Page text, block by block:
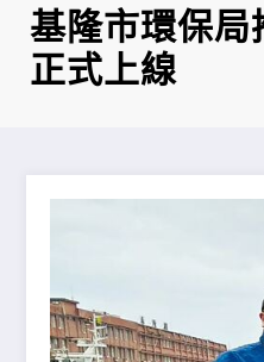
基隆市環保
正式上線